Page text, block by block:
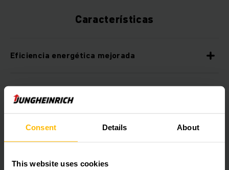
Consent Details About
This website uses cookies
Características
Eficiencia energética mejorada
Disponible con tecnología de iones de litio
Gran seguridad de marcha